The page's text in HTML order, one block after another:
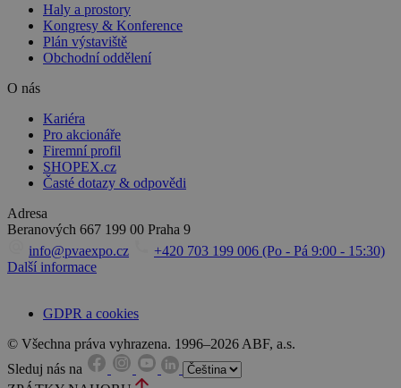
Haly a prostory
Kongresy & Konference
Plán výstaviště
Obchodní oddělení
O nás
Kariéra
Pro akcionáře
Firemní profil
SHOPEX.cz
Časté dotazy & odpovědi
Adresa
Beranových 667 199 00 Praha 9
info@pvaexpo.cz
+420 703 199 006 (Po - Pá 9:00 - 15:30)
Další informace
GDPR a cookies
© Všechna práva vyhrazena. 1996–2026 ABF, a.s.
Sleduj nás na